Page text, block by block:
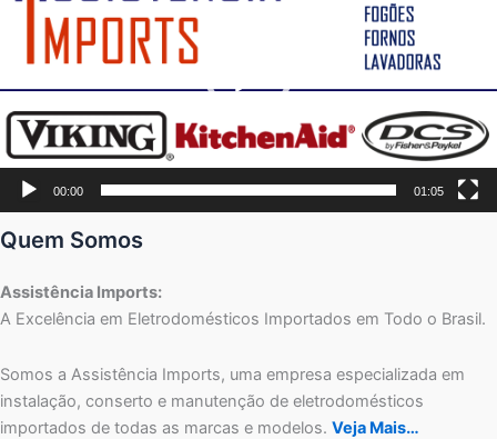
00:00 01:05
Quem Somos
Assistência Imports:
A Excelência em Eletrodomésticos Importados em Todo o Brasil.
Somos a Assistência Imports, uma empresa especializada em
instalação, conserto e manutenção de eletrodomésticos
importados de todas as marcas e modelos. Veja Mais…